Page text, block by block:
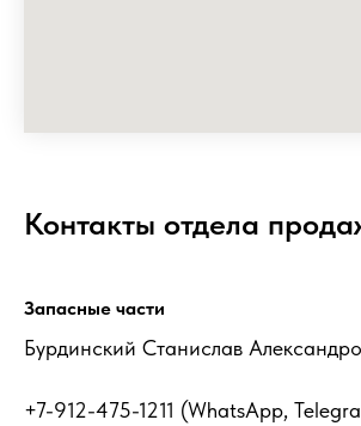
Контакты отдела
Запасные части
Бурдинский Станислав
+7-912-475-1211 (WhatsApp,